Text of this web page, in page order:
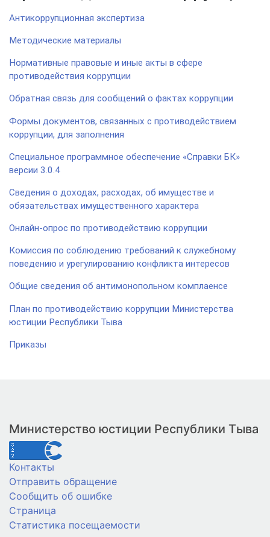
Антикоррупционная экспертиза
Методические материалы
Нормативные правовые и иные акты в сфере
противодействия коррупции
Обратная связь для сообщений о фактах коррупции
Формы документов, связанных с противодействием
коррупции, для заполнения
Специальное программное обеспечение «Справки БК»
версии 3.0.4
Сведения о доходах, расходах, об имуществе и
обязательствах имущественного характера
Онлайн-опрос по противодействию коррупции
Комиссия по соблюдению требований к служебному
поведению и урегулированию конфликта интересов
Общие сведения об антимонопольном комплаенсе
План по противодействию коррупции Министерства
юстиции Республики Тыва
Приказы
Министерство юстиции Республики Тыва
Контакты
Отправить обращение
Сообщить об ошибке
Страница
Статистика посещаемости